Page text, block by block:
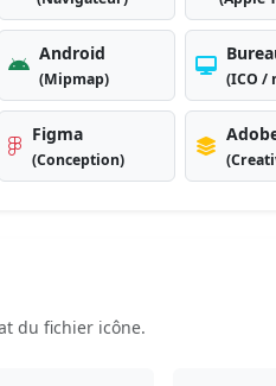
Android
(Mipmap) (ICO /
Figma
(Conception)
du fichier icône.